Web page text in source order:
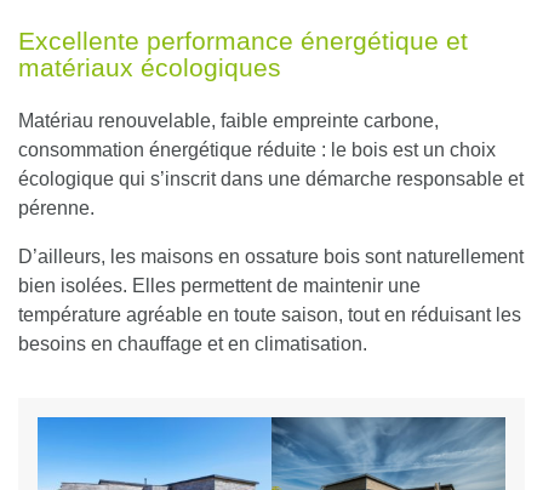
Excellente performance énergétique et
matériaux écologiques
Matériau renouvelable, faible empreinte carbone,
consommation énergétique réduite : le bois est un choix
écologique qui s’inscrit dans une démarche responsable et
pérenne.
D’ailleurs, les maisons en ossature bois sont naturellement
bien isolées. Elles permettent de maintenir une
température agréable en toute saison, tout en réduisant les
besoins en chauffage et en climatisation.